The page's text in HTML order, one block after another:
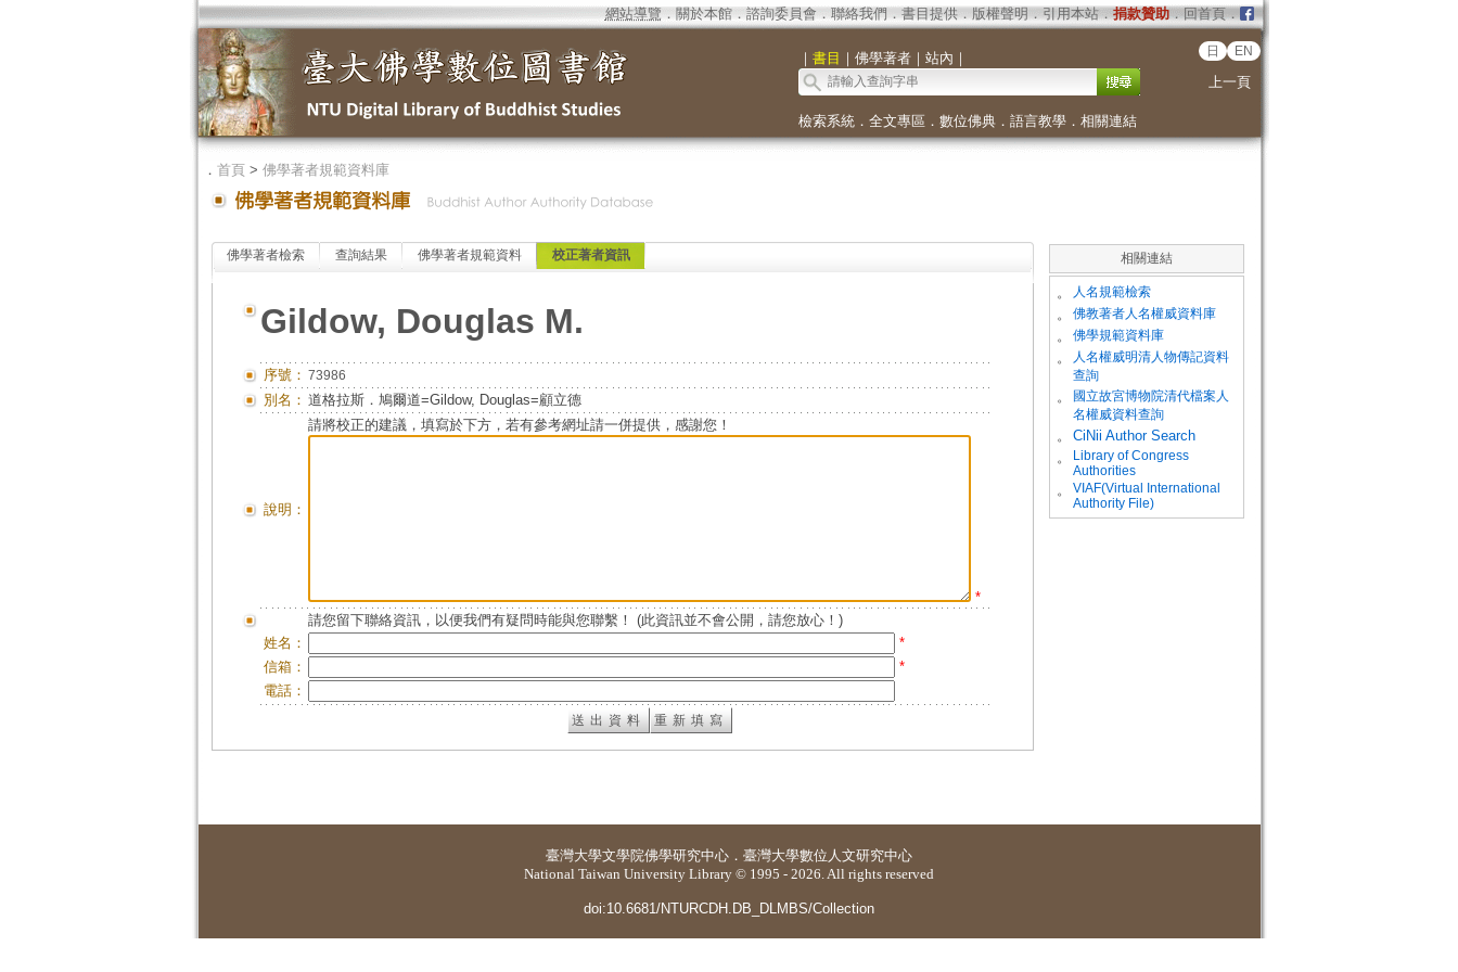
網站導覽 ． 關於本館． 諮詢委員會． 聯絡我們 ． 書目提供． 版權聲明 ． 引用本站． 捐款贊助．回首頁．
｜ 書目 ｜ 佛學著者｜ 站內 ｜ 日 EN
上一頁
檢索系統． 全文專區 ． 數位佛典． 語言教學． 相關連結
． 首頁> 佛學著者規範資料庫
佛學著者檢索 查詢結果 佛學著者規範資料 校正著者資訊
Gildow, Douglas M.
序號： 73986
別名： 道格拉斯．鳩爾道=Gildow, Douglas=顧立德
說明：
請將校正的建議，填寫於下方，若有參考網址請一併提供，感謝您！
*
請您留下聯絡資訊，以便我們有疑問時能與您聯繫！ (此資訊並不會公開，請您放心！)
姓名：
*
信箱：
*
電話：
相關連結
。 人名規範檢索
。 佛教著者人名權威資料庫
。 佛學規範資料庫
。
人名權威明清人物傳記資料
查詢
。
國立故宮博物院清代檔案人
名權威資料查詢
。
CiNii Author Search
。
Library of Congress
Authorities
。
VIAF(Virtual International
Authority File)
臺灣大學文學院佛學研究中心 ． 臺灣大學數位人文研究中心
National Taiwan University Library © 1995 - 2026. All rights reserved
doi:10.6681/NTURCDH.DB_DLMBS/Collection